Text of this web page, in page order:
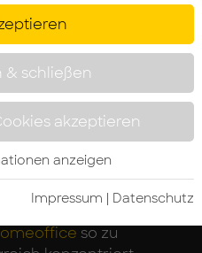
& schließen
akzeptieren
anzeigen
Impressum Da­ten­schutz­
so zu